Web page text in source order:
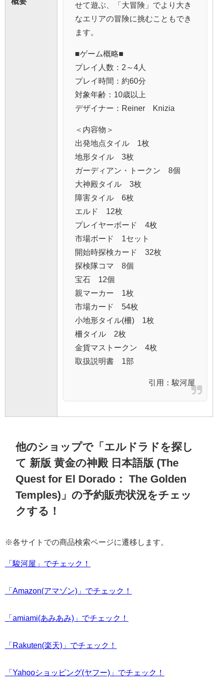
せて遊ぶ、「大冒険」でより大き
なエリアの冒険に挑むこともでき
ます。
■ゲーム概略■
プレイ人数：2～4人
プレイ時間：約60分
対象年齢：10歳以上
デザイナー：Reiner Knizia
＜内容物＞
出発地点タイル 1枚
地形タイル 3枚
ガーディアン・トークン 8個
大神殿タイル 3枚
障害タイル 6枚
エルド 12枚
プレイヤーボード 4枚
市場ボード 1セット
開始時探検カード 32枚
探検隊コマ 8個
宝石 12個
親マーカー 1枚
市場カード 54枚
小地形タイル(柵) 1枚
柵タイル 2枚
金貨マストークン 4枚
取扱説明書 1部
引用： 駿河屋
他のショップで「エルドラドを探し
て 新版 黄金の神殿 日本語版 (The
Quest for El Dorado： The Golden
Temples)」の予約販売状況をチェッ
クする！
※各サイトでの商品検索ページに遷移します。
「駿河屋」でチェック！
「Amazon(アマゾン)」でチェック！
「amiami(あみあみ)」でチェック！
「Rakuten(楽天)」でチェック！
「Yahooショッピング(ヤフー)」でチェック！